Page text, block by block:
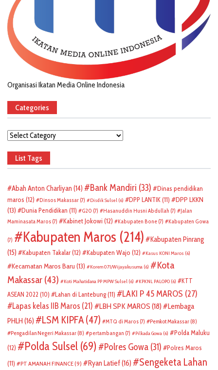
Organisasi Ikatan Media Online Indonesia
Categories
Categories
List Tags
Abah Anton Charliyan (14) Bank Mandiri (33)
Dinas pendidikan
maros (12) Dinsos Makassar (7) Disdik Sulsel (6) DPP LANTIK(11)
DPP LKKN
(13)
Dunia Pendidikan (11) G20 (7) Hasanuddin Husni Abdullah (7)
Jalan
Maminasata Maros (7) Kabinet Jokowi (12) Kabupaten Bone (7) Kabupaten Gowa
(7) Kabupaten Maros (214)
Kabupaten Pinrang
(15)
Kabupaten Takalar(12) Kabupaten Wajo (12) Kasus KONI Maros (6)
Kecamatan Maros Baru (13) Korem 071/Wijayakusuma (6)
Kota
Makassar (43) Koti Mahatidana PP MPW Sulsel (6) KPKNL PALOPO (6)
KTT
ASEAN 2022 (10) Lahan di Lantebung(11) LAKI P 45 MAROS (27)
Lapas kelas IIB Maros (21) LBH SPK MAROS (18)
Lembaga
PHLH (16) LSM KIPFA (47) MTQ di Maros (7) Pemkot Makassar (8)
Pengadilan Negeri Makassar (8) pertambangan (7) Pilkada Gowa (6)
Polda Maluku
(12)
Polda Sulsel (69) Polres Gowa (31)
Polres Maros
(11)
PT AMANAH FINANCE(9) Ryan Latief(16)
Sengeketa Lahan